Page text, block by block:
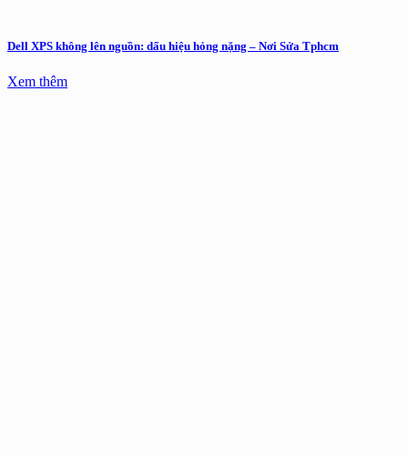
Dell XPS không lên nguồn: dấu hiệu hỏng nặng – Nơi Sửa Tphcm
Xem thêm